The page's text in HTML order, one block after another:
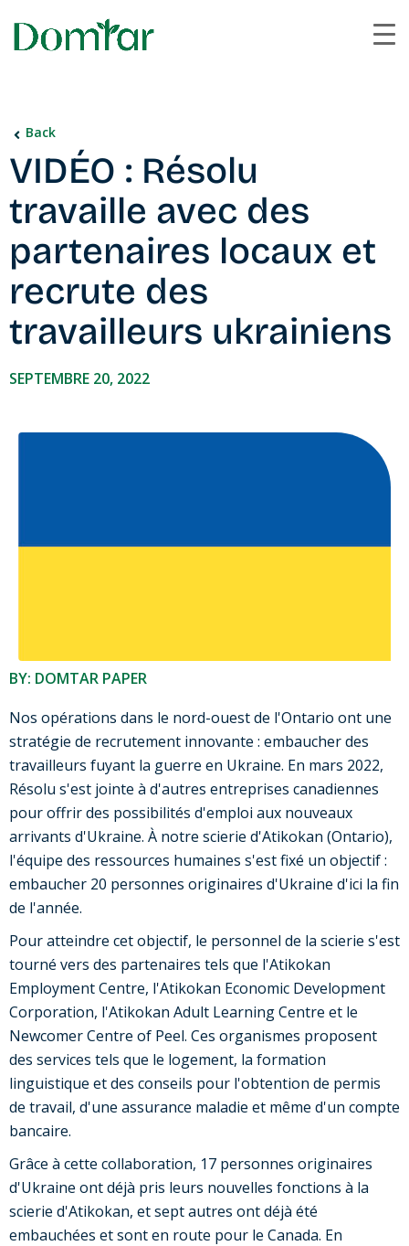
Back
VIDÉO : Résolu
travaille avec des
partenaires locaux et
recrute des
travailleurs ukrainiens
SEPTEMBRE 20, 2022
BY: DOMTAR PAPER
Nos opérations dans le nord-ouest de l'Ontario ont une
stratégie de recrutement innovante : embaucher des
travailleurs fuyant la guerre en Ukraine. En mars 2022,
Résolu s'est jointe à d'autres entreprises canadiennes
pour offrir des possibilités d'emploi aux nouveaux
arrivants d'Ukraine. À notre scierie d'Atikokan (Ontario),
l'équipe des ressources humaines s'est fixé un objectif :
embaucher 20 personnes originaires d'Ukraine d'ici la fin
de l'année.
Pour atteindre cet objectif, le personnel de la scierie s'est
tourné vers des partenaires tels que l'Atikokan
Employment Centre, l'Atikokan Economic Development
Corporation, l'Atikokan Adult Learning Centre et le
Newcomer Centre of Peel. Ces organismes proposent
des services tels que le logement, la formation
linguistique et des conseils pour l'obtention de permis
de travail, d'une assurance maladie et même d'un compte
bancaire.
Grâce à cette collaboration, 17 personnes originaires
d'Ukraine ont déjà pris leurs nouvelles fonctions à la
scierie d'Atikokan, et sept autres ont déjà été
embauchées et sont en route pour le Canada. En